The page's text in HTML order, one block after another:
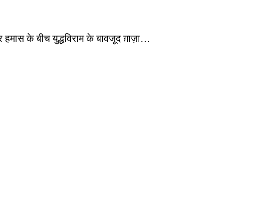
के बीच युद्धविराम के बावजूद ग़ाज़ा…